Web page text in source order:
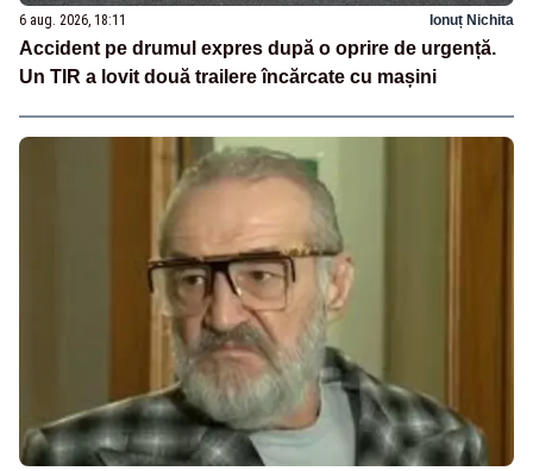
6 aug. 2026, 18:11 Ionuț Nichita
Accident pe drumul expres după o oprire de urgență.
Un TIR a lovit două trailere încărcate cu mașini